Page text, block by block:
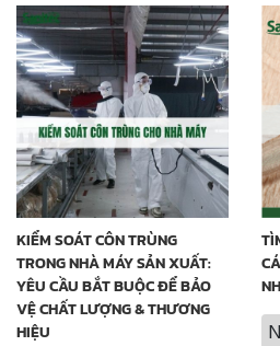
KIỂM SOÁT CÔN TRÙNG
TRONG NHÀ MÁY SẢN XUẤT:
YÊU CẦU BẮT BUỘC ĐỂ BẢO
VỆ CHẤT LƯỢNG & THƯƠNG
HIỆU